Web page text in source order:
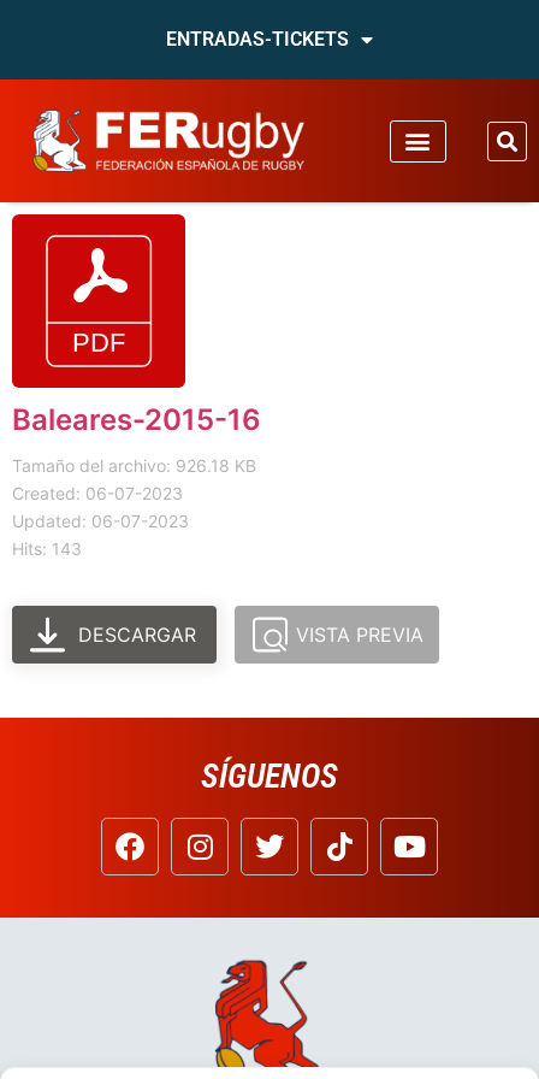
ENTRADAS-TICKETS
Baleares-2015-16
Tamaño del archivo: 926.18 KB
Created: 06-07-2023
Updated: 06-07-2023
Hits: 143
DESCARGAR VISTA PREVIA
SÍGUENOS